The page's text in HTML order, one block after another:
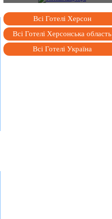
Всі Готелі Херсон
Всі Готелі Херсонська область
Всі Готелі Україна